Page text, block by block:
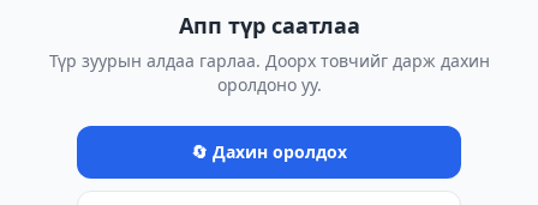
Апп түр саатлаа
Түр зуурын алдаа гарлаа. Доорх товчийг дарж дахин
оролдоно уу.
🔄 Дахин оролдох